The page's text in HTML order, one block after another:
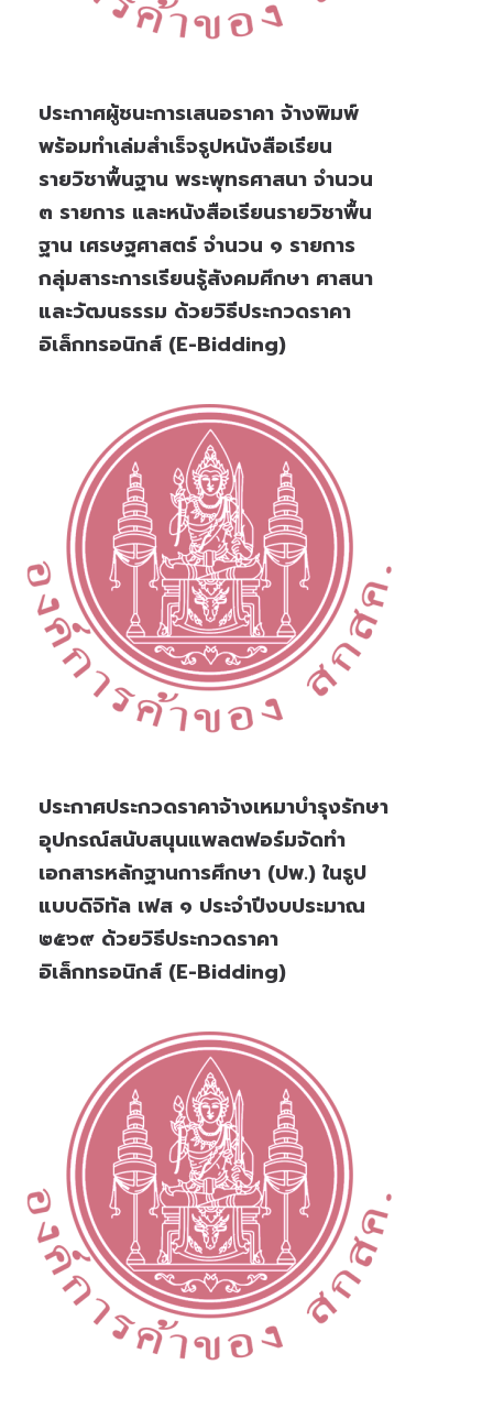
ประกาศผู้ชนะการเสนอราคา จ้างพิมพ์
พร้อมทำเล่มสำเร็จรูปหนังสือเรียน
รายวิชาพื้นฐาน พระพุทธศาสนา จำนวน
๓ รายการ และหนังสือเรียนรายวิชาพื้น
ฐาน เศรษฐศาสตร์ จำนวน ๑ รายการ
กลุ่มสาระการเรียนรู้สังคมศึกษา ศาสนา
และวัฒนธรรม ด้วยวิธีประกวดราคา
อิเล็กทรอนิกส์ (e-Bidding)
ประกาศประกวดราคาจ้างเหมาบำรุงรักษา
อุปกรณ์สนับสนุนแพลตฟอร์มจัดทำ
เอกสารหลักฐานการศึกษา (ปพ.) ในรูป
แบบดิจิทัล เฟส ๑ ประจำปีงบประมาณ
๒๕๖๙ ด้วยวิธีประกวดราคา
อิเล็กทรอนิกส์ (e-Bidding)